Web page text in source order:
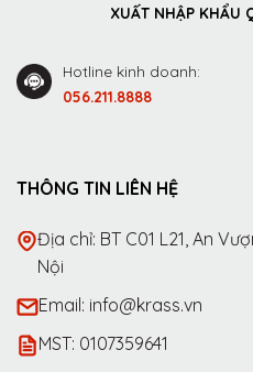
XUẤT NHẬP KHẨU
Hotline kinh doanh:
056.211.8888
THÔNG TIN LIÊN HỆ
Địa chỉ: BT C01 L21, An
Nội
Email: info@krass.vn
MST: 0107359641